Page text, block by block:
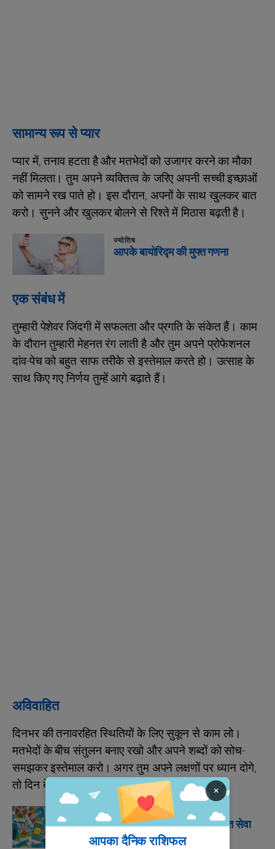
सामान्य रूप से प्यार
प्यार में, तनाव हटता है और मतभेदों को उजागर करने का मौका
नहीं मिलता। तुम अपने व्यक्‍तित्व के जरिए अपनी सच्ची इच्छाओं
को सामने रख पाते हो। इस दौरान, अपनों के साथ खुलकर बात
करो। सुनने और खुलकर बोलने से रिश्ते में मिठास बढ़ती है।
ज्योतिष
आपके बायोरिद्म की मुफ्त गणना
एक संबंध में
तुम्हारी पेशेवर जिंदगी में सफलता और प्रगति के संकेत हैं। काम
के दौरान तुम्‍हारी मेहनत रंग लाती है और तुम अपने प्रोफेशनल
दांव-पेच को बहुत साफ तरीके से इस्तेमाल करते हो। उत्‍साह के
साथ किए गए निर्णय तुम्हें आगे बढ़ाते हैं।
अविवाहित
दिनभर की तनावरहित स्थितियों के लिए सुकून से काम लो।
मतभेदों के बीच संतुलन बनाए रखो और अपने शब्दों को सोच-
समझकर इस्तेमाल करो। अगर तुम अपने लक्षणों पर ध्यान दोगे,
तो दिन बेहतर बीतेगा।
ज्योतिष
टैरो रीडिंग की गणना के लिए मुफ्त सेवा
×
आपका दैनिक राशिफल